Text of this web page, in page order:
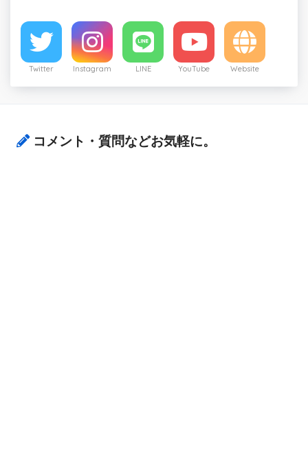
Twitter Instagram LINE YouTube Website
コメント・質問などお気軽に。